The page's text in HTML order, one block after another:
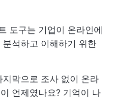
도구는 기업이 온라인에
석하고 이해하기 위한
막으로 조사 없이 온라
언제였나요? 기억이 나